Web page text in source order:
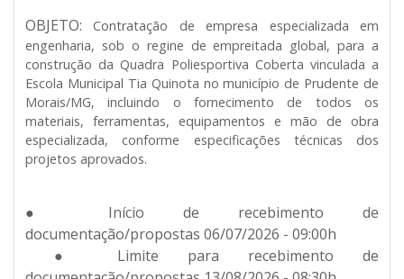
OBJETO:
Contratação de empresa especializada em
engenharia, sob o regine de empreitada global, para a
construção da Quadra Poliesportiva Coberta vinculada a
Escola Municipal Tia Quinota no município de Prudente de
Morais/MG, incluindo o fornecimento de todos os
materiais, ferramentas, equipamentos e mão de obra
especializada, conforme especificações técnicas dos
projetos aprovados.
● Início de recebimento de
documentação/propostas 06/07/2026 - 09:00h
● Limite para recebimento de